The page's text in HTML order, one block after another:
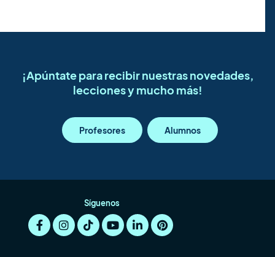
¡Apúntate para recibir nuestras novedades,
lecciones y mucho más!
Profesores Alumnos
Síguenos